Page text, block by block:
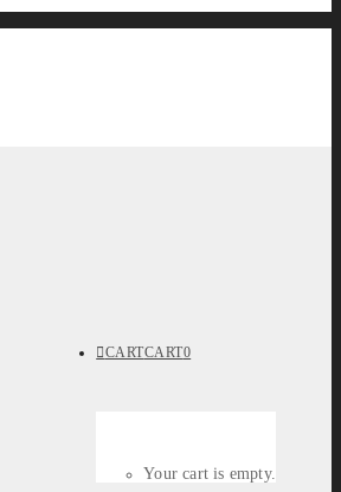
CARTCART0
Your cart is empty.